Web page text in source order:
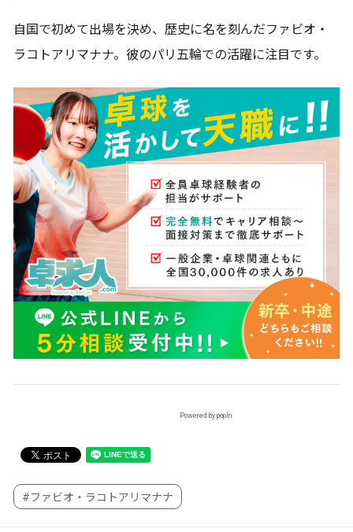
自国で初めて出場を決め、歴史に名を刻んだファビオ・
ラコトアリマナナ。彼のパリ五輪での活躍に注目です。
Powered by popIn
#ファビオ・ラコトアリマナナ